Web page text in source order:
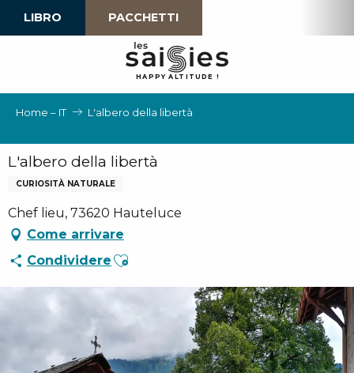
LIBRO PACCHETTI
HAPPY ALTI TU D E !
Home – IT L'albero della libertà
L'albero della libertà
CURIOSITÀ NATURALE
Chef lieu, 73620 Hauteluce
Come arrivare
Condividere Ajouter aux favoris